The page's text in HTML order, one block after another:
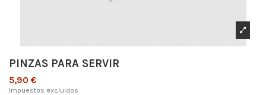
PINZAS PARA SERVIR
5,90 €
Impuestos excluidos